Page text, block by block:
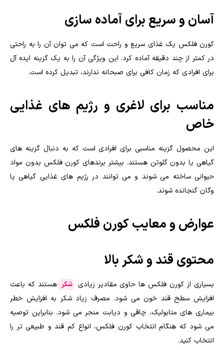
آسان و سریع برای آماده سازی
کورن فلکس یک غذای سریع و راحت است که می توان آن را به راحتی
در کمتر از چند دقیقه آماده کرد. این ویژگی آن را به یک گزینه ایده آل
برای افرادی که زمان کافی برای صبحانه ندارند، تبدیل کرده است.
مناسب برای لاغری و رژیم های غذایی
خاص
این محصول گزینه مناسبی برای افرادی است که به دنبال گزینه های
گیاهی یا بدون گلوتن هستند. بیشتر برندهای کورن فلکس بدون مواد
حیوانی ساخته می شوند و می توانند در رژیم های غذایی گیاهی یا
وگان گنجانده شوند.
عوارض و معایب کورن فلکس
محتوی قند و شکر بالا
بسیاری از کورن فلکس ها حاوی مقادیر زیادی شکر هستند که باعث
افزایش سطح قند خون می شود. مصرف زیاد شکر به افزایش خطر
بیماری های متابولیک، چاقی و دیابت منجر می شود. بنابراین توصیه
می شود که هنگام انتخاب کورن فلکس، انواع کم قند و طبیعی تر را
انتخاب کنید.